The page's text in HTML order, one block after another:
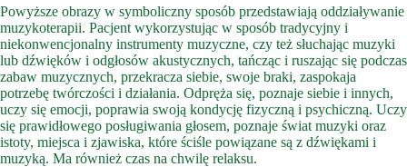
Powyższe obrazy w symboliczny sposób przedstawiają oddziaływanie
muzykoterapii. Pacjent wykorzystując w sposób tradycyjny i
niekonwencjonalny instrumenty muzyczne, czy też słuchając muzyki
lub dźwięków i odgłosów akustycznych, tańcząc i ruszając się podczas
zabaw muzycznych, przekracza siebie, swoje braki, zaspokaja
potrzebę twórczości i działania. Odpręża się, poznaje siebie i innych,
uczy się emocji, poprawia swoją kondycję fizyczną i psychiczną. Uczy
się prawidłowego posługiwania głosem, poznaje świat muzyki oraz
istoty, miejsca i zjawiska, które ściśle powiązane są z dźwiękami i
muzyką. Ma również czas na chwilę relaksu.